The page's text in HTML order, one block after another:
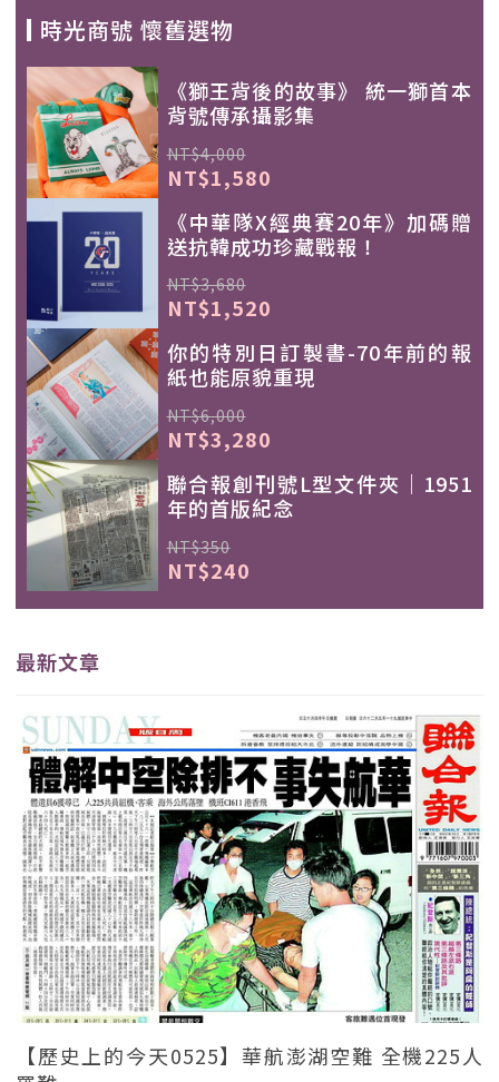
時光商號 懷舊選物
《獅王背後的故事》 統一獅首本
背號傳承攝影集
NT$4,000
NT$1,580
《中華隊X經典賽20年》加碼贈
送抗韓成功珍藏戰報！
NT$3,680
NT$1,520
你的特別日訂製書-70年前的報
紙也能原貌重現
NT$6,000
NT$3,280
聯合報創刊號L型文件夾｜1951
年的首版紀念
NT$350
NT$240
最新文章
【歷史上的今天0525】華航澎湖空難 全機225人